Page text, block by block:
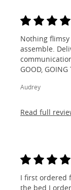
Nothing
assemble.
GOOD, GOING
Audrey
Read full
I first ordered
the bed I